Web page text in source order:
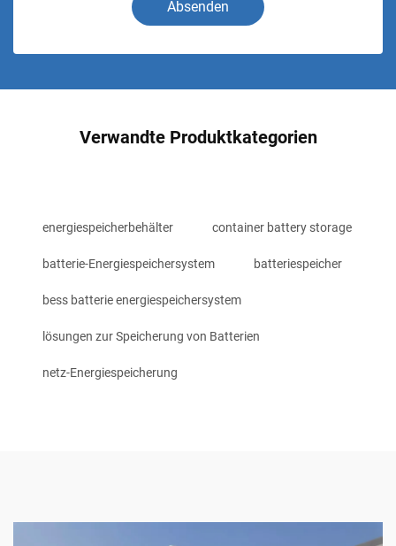
Absenden
Verwandte Produktkategorien
energiespeicherbehälter container battery storage
batterie-Energiespeichersystem batteriespeicher
bess batterie energiespeichersystem
lösungen zur Speicherung von Batterien
netz-Energiespeicherung